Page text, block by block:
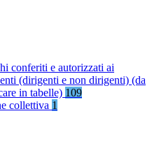
conferiti e autorizzati ai
(dirigenti e non dirigenti) (da
in tabelle) 109
collettiva 1